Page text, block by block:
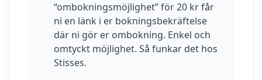
“ombokningsmöjlighet” för 20 kr får
ni en länk i er bokningsbekräftelse
där ni gör er ombokning. Enkel och
omtyckt möjlighet. Så funkar det hos
Stisses.